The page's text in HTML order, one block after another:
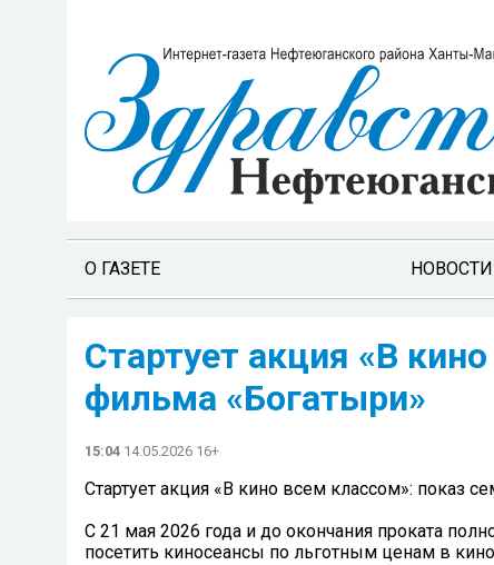
О ГАЗЕТЕ НОВОСТИ
Стартует акция «В
фильма «Богатыри»
15:04 14.05.2026 16+
Стартует акция «В кино всем классом»: показ
С 21 мая 2026 года и до окончания проката
посетить киносеансы по льготным ценам в